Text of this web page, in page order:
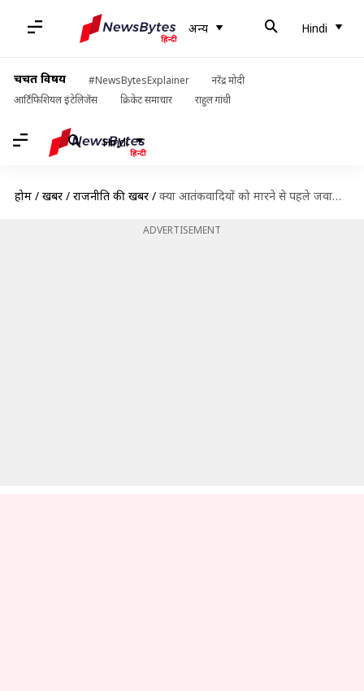
अन्य Hindi
चर्चित विषय #NewsBytesExplainer
नरेंद्र मोदी
आर्टिफिशियल इंटेलिजेंस
क्रिकेट समाचार राहुल गांधी
Hindi
होम / खबरें / राजनीति की खबरें / क्या आतंकवादियों को मारने से पहले जवानों को चुनाव आयोग की इजाजत लेनी होगी- प्रधानमंत्री मोदी
ADVERTISEMENT